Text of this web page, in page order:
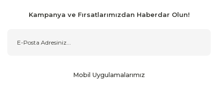
Kampanya ve Fırsatlarımızdan Haberdar Olun!
Mobil Uygulamalarımız